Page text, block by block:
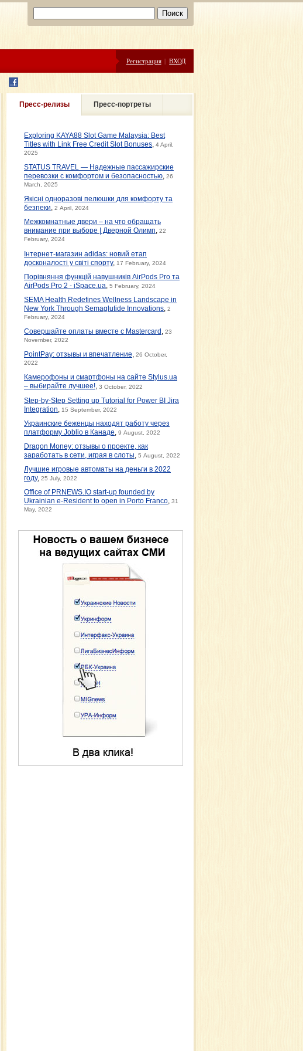
Регистрация | ВХОД
Пресс-релизы Пресс-портреты
Exploring KAYA88 Slot Game Malaysia: Best
Titles with Link Free Credit Slot Bonuses 4 April,
2025
STATUS TRAVEL — Надежные пассажирские
перевозки с комфортом и безопасностью 26
March, 2025
Якісні одноразові пелюшки для комфорту та
безпеки
2 April, 2024
Межкомнатные двери – на что обращать
внимание при выборе | Дверной Олимп
22
February, 2024
Інтернет-магазин adidas: новий етап
досконалості у світі спорту, 17 February, 2024
Порівняння функцій навушників AirPods Pro та
AirPods Pro 2 - iSpace.ua
5 February, 2024
SEMA Health Redefines Wellness Landscape in
New York Through Semaglutide Innovations 2
February, 2024
Совершайте оплаты вместе с Mastercard 23
November, 2022
PointPay: отзывы и впечатление 26 October,
2022
Камерофоны и смартфоны на сайте Stylus.ua
– выбирайте лучшее!, 3 October, 2022
Step-by-Step Setting up Tutorial for Power BI Jira
Integration
15 September, 2022
Украинские беженцы находят работу через
платформу Joblio в Канаде
9 August, 2022
Dragon Money: отзывы о проекте, как
заработать в сети, играя в слоты
5 August, 2022
Лучшие игровые автоматы на деньги в 2022
году, 25 July, 2022
Office of PRNEWS.IO start-up founded by
Ukrainian e-Resident to open in Porto Franco 31
May, 2022